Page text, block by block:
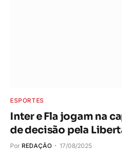
ESPORTES
Inter e Fla jogam na
de decisão pela
Por REDAÇÃO 17/08/2025